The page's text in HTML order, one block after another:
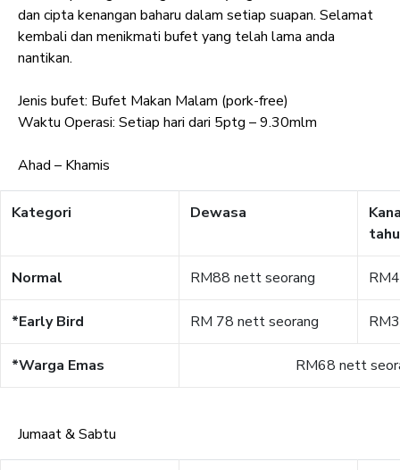
dan cipta kenangan baharu dalam setiap suapan. Selamat
kembali dan menikmati bufet yang telah lama anda
nantikan.
Jenis bufet: Bufet Makan Malam (pork-free)
Waktu Operasi: Setiap hari dari 5ptg – 9.30mlm
Ahad – Khamis
Kategori Dewasa
Normal RM88 nett seorang
*Early Bird ​RM 78 nett seorang
*Warga Emas RM68 nett
Jumaat & Sabtu ​